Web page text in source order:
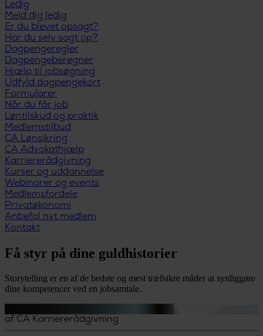
Ledig
Meld dig ledig
Er du blevet opsagt?
Har du selv sagt op?
Dagpengeregler
Dagpengeberegner
Hjælp til jobsøgning
Udfyld dagpengekort
Formularer
Når du får job
Løntilskud og praktik
Medlemstilbud
CA Lønsikring
CA Advokathjælp
Karriererådgivning
Kurser og uddannelse
Webinarer og events
Medlemsfordele
Privatøkonomi
Anbefal nyt medlem
Kontakt
Få styr på dine guldhistorier
Storytelling er en af de bedste og mest træfsikre måder at synliggøre
dine kompetencer ved en jobsamtale.
af CA Karriererådgivning